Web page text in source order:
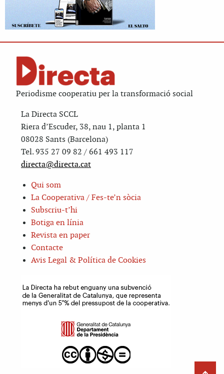
Periodisme cooperatiu per la transformació social
La Directa SCCL
Riera d’Escuder, 38, nau 1, planta 1
08028 Sants (Barcelona)
Tel. 935 27 09 82 / 661 493 117
directa@directa.cat
Qui som
La Cooperativa / Fes-te’n sòcia
Subscriu-t’hi
Botiga en línia
Revista en paper
Contacte
Avis Legal & Política de Cookies